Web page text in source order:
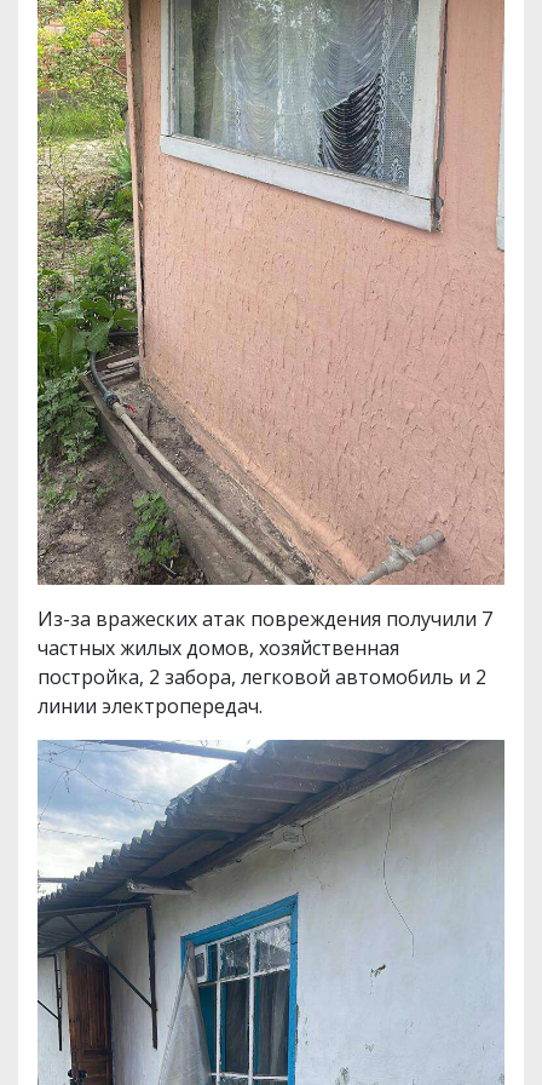
Из-за вражеских атак повреждения получили 7
частных жилых домов, хозяйственная
постройка, 2 забора, легковой автомобиль и 2
линии электропередач.